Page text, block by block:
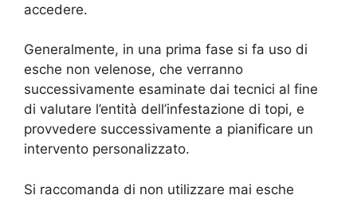
accedere.
Generalmente, in una prima fase si fa uso di
esche non velenose, che verranno
successivamente esaminate dai tecnici al fine
di valutare l’entità dell’infestazione di topi, e
provvedere successivamente a pianificare un
intervento personalizzato.
Si raccomanda di non utilizzare mai esche